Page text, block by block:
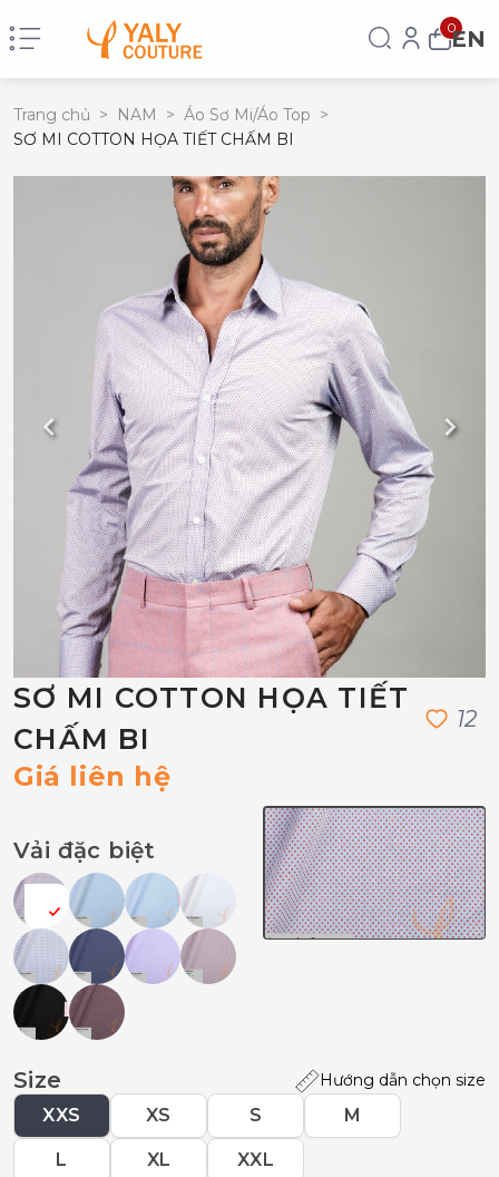
0EN
Trang chủ > NAM > Áo Sơ Mi/Áo Top >
SƠ MI COTTON HỌA TIẾT CHẤM BI
SƠ MI COTTON HỌA TIẾT
CHẤM BI
12
Giá liên hệ
Vải đặc biệt
Size Hướng dẫn chọn size
XXS XS S M
L XL XXL